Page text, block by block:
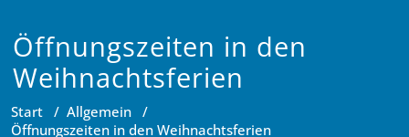
Öffnungszeiten in den
Weihnachtsferien
Start / Allgemein /
Öffnungszeiten in den Weihnachtsferien